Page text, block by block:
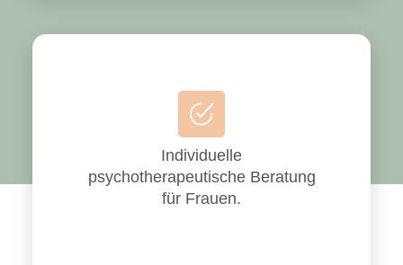
Individuelle
psychotherapeutische Beratung
für Frauen.